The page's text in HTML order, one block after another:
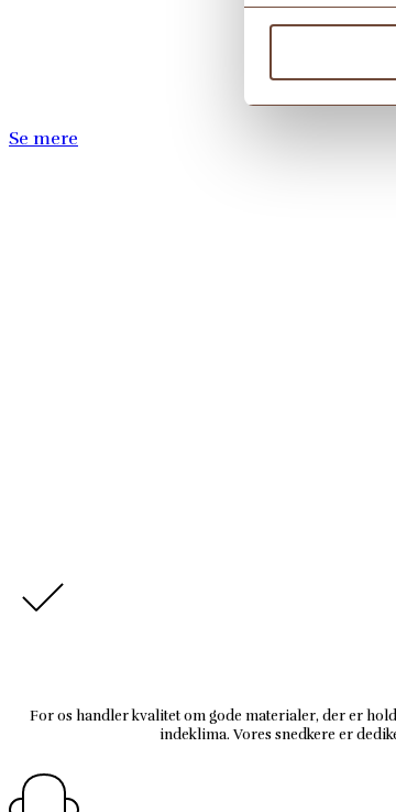
Se mere
For os handler kvalitet om gode materialer, der er
indeklima. Vores snedkere er